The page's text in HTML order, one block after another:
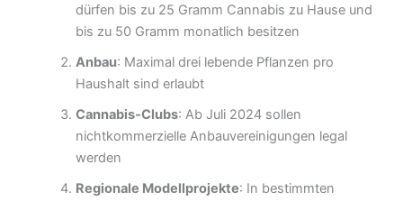
dürfen bis zu 25 Gramm Cannabis zu Hause und
bis zu 50 Gramm monatlich besitzen
Anbau: Maximal drei lebende Pflanzen pro
Haushalt sind erlaubt
Cannabis-Clubs: Ab Juli 2024 sollen
nichtkommerzielle Anbauvereinigungen legal
werden
Regionale Modellprojekte: In bestimmten